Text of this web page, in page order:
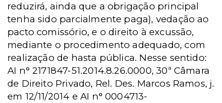
reduzirá, ainda que a obrigação principal
tenha sido parcialmente paga), vedação ao
pacto comissório, e o direito à excussão,
mediante o procedimento adequado, com
realização de hasta pública. Nesse sentido:
AI n° 2171847-51.2014.8.26.0000, 30ª Câmara
de Direito Privado, Rel. Des. Marcos Ramos, j.
em 12/11/2014 e AI n° 0004713-